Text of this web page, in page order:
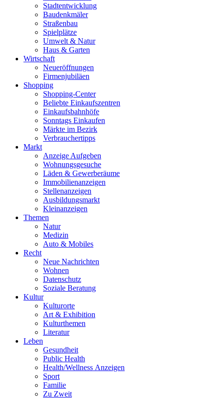
Stadtentwicklung
Baudenkmäler
Straßenbau
Spielplätze
Umwelt & Natur
Haus & Garten
Wirtschaft
Neueröffnungen
Firmenjubiläen
Shopping
Shopping-Center
Beliebte Einkaufszentren
Einkaufsbahnhöfe
Sonntags Einkaufen
Märkte im Bezirk
Verbrauchertipps
Markt
Anzeige Aufgeben
Wohnungsgesuche
Läden & Gewerberäume
Immobilienanzeigen
Stellenanzeigen
Ausbildungsmarkt
Kleinanzeigen
Themen
Natur
Medizin
Auto & Mobiles
Recht
Neue Nachrichten
Wohnen
Datenschutz
Soziale Beratung
Kultur
Kulturorte
Art & Exhibition
Kulturthemen
Literatur
Leben
Gesundheit
Public Health
Health/Wellness Anzeigen
Sport
Familie
Zu Zweit